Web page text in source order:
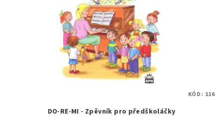
DO-RE-MI - Zpěvník pro předškoláčky
KÓD: 116